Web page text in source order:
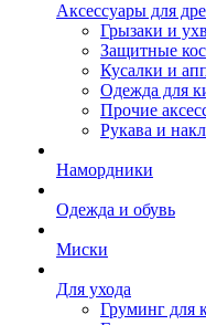
Аксессуары для
Грызаки и
Защитные
Кусалки и
Одежда для
Прочие
Рукава и
Намордники
Одежда и обувь
Миски
Для ухода
Груминг для